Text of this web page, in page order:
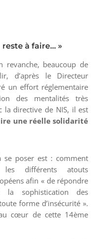
à faire… »
revanche, beaucoup de
d’après le Directeur
un effort réglementaire
des mentalités très
la directive de NIS, il est
une réelle solidarité
se poser est : comment
différents atouts
afin « de répondre
sophistication des
forme d’insécurité ».
cœur de cette 14ème